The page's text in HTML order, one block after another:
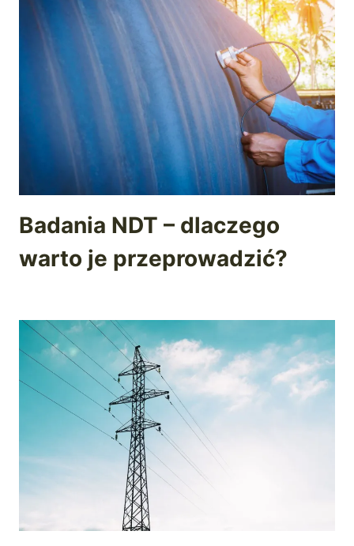
Badania NDT – dlaczego
warto je przeprowadzić?